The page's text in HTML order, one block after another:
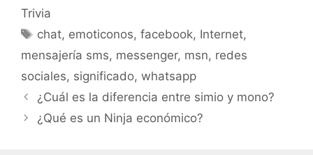
Trivia
Etiquetas
chat, emoticonos,facebook, Internet,
mensajería sms, messenger, msn, redes
sociales, significado, whatsapp
¿Cuál es la diferencia entre simio y mono?
¿Qué es un Ninja económico?